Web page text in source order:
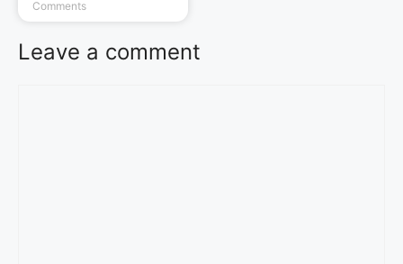
Comments
Leave a comment